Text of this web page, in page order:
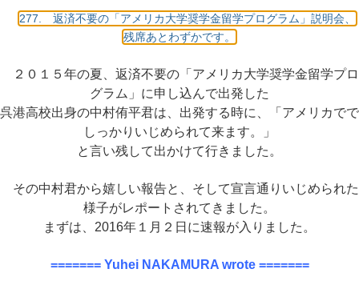
277. 返済不要の「アメリカ大学奨学金留学プログラム」説明会、
残席あとわずかです。
２０１５年の夏、返済不要の「アメリカ大学奨学金留学プロ
グラム」に申し込んで出発した
呉港高校出身の中村侑平君は、 出発する時に、「アメリカでで
しっかりいじめられて来ます。」
と言い残して出かけて行きました。
その中村君から嬉しい報告と、そして宣言通りいじめられた
様子がレポートされてきました。
まずは、2016年１月２日に速報が入りました。
======= Yuhei NAKAMURA wrote =======